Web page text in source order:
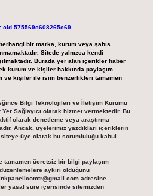
bir marka, kurum veya şahıs
Sitede yalnızca kendi
Burada yer alan içerikler haber
kurum ve kişiler hakkında paylaşım
ve kişiler ile isim benzerlikleri tamamen
Bilgi Teknolojileri ve İletişim Kurumu
Yer Sağlayıcı olarak hizmet vermektedir. Bu
olarak denetleme veya araştırma
Ancak, üyelerimiz yazdıkları içeriklerin
üye olarak bu sorumluluğu kabul
tamamen ücretsiz bir bilgi paylaşım
aykırı olduğunu
adresine
yasal süre içerisinde sitemizden